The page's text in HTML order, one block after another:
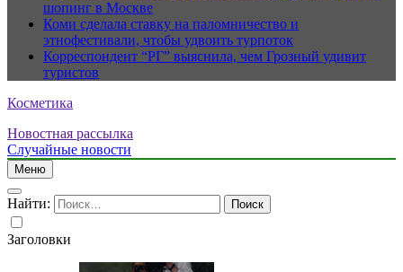
шопинг в Москве
Коми сделала ставку на паломничество и
этнофестивали, чтобы удвоить турпоток
Корреспондент “РГ” выяснила, чем Грозный удивит
туристов
Косметика
Новостная рассылка
Случайные новости
Меню
Найти:
Заголовки